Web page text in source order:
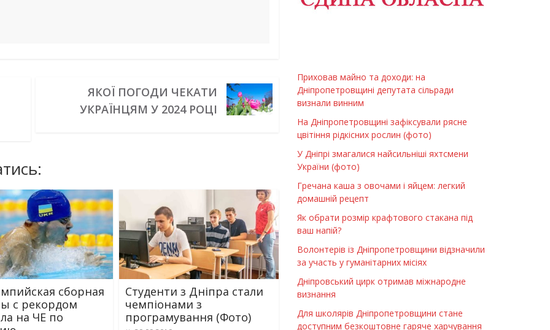
ЯКОЇ ПОГОДИ ЧЕКАТИ
УКРАЇНЦЯМ У 2024 РОЦІ
сборная
с рекордом
на ЧЕ по
Студенти з Дніпра стали
чемпіонами з
програмування (Фото)
Приховав майно та доходи: на
Дніпропетровщині депутата сільради
визнали винним
На Дніпропетровщині зафіксували рясне
цвітіння рідкісних рослин (фото)
У Дніпрі змагалися найсильніші яхтсмени
України (фото)
Гречана каша з овочами і яйцем: легкий
домашній рецепт
Як обрати розмір крафтового стакана під
ваш напій?
Волонтерів із Дніпропетровщини відзначили
за участь у гуманітарних місіях
Дніпровський цирк отримав міжнародне
визнання
Для школярів Дніпропетровщини стане
доступним безкоштовне гаряче харчування